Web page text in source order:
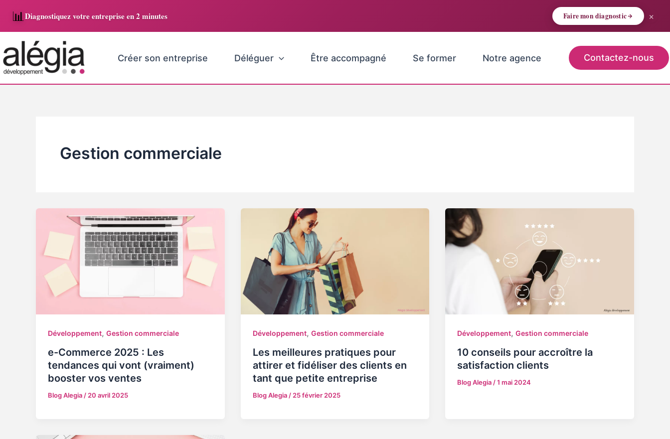
📊Diagnostiquez votre entreprise en 2 minutes Faire mon diagnostic ×
contenu
Créer son entreprise Déléguer Être accompagné Se former Notre agence Contactez-nous
Gestion commerciale
Développement, Gestion commerciale
e-Commerce 2025 : Les
tendances qui vont (vraiment)
booster vos ventes
Blog Alegia / 20 avril 2025
Développement, Gestion commerciale
Les meilleures pratiques pour
attirer et fidéliser des clients en
tant que petite entreprise
Blog Alegia / 25 février 2025
Développement,Gestion commerciale
10 conseils pour accroître la
satisfaction clients
Blog Alegia /1 mai 2024